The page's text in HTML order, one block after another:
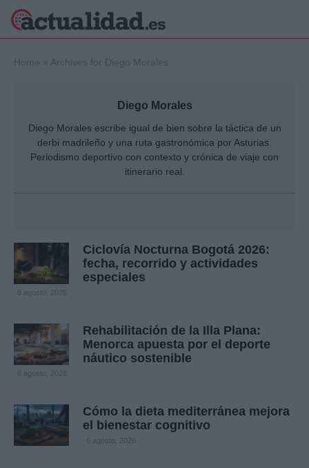
Política
Crónica
Viajes
Ciencia y
Tecnología
Deportes
Gente
Musica
Home » Archives for Diego Morales
Diego Morales
Diego Morales escribe igual de bien sobre la táctica de un
derbi madrileño y una ruta gastronómica por Asturias.
Periodismo deportivo con contexto y crónica de viaje con
itinerario real.
Ciclovía Nocturna Bogotá 2026:
fecha, recorrido y actividades
especiales
6 agosto, 2026
Rehabilitación de la Illa Plana:
Menorca apuesta por el deporte
náutico sostenible
6 agosto, 2026
Cómo la dieta mediterránea mejora
el bienestar cognitivo
6 agosto, 2026